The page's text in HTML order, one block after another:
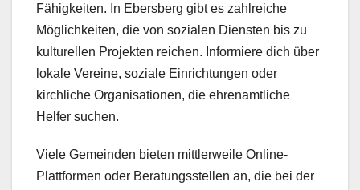
Fähigkeiten. In Ebersberg gibt es zahlreiche
Möglichkeiten, die von sozialen Diensten bis zu
kulturellen Projekten reichen. Informiere dich über
lokale Vereine, soziale Einrichtungen oder
kirchliche Organisationen, die ehrenamtliche
Helfer suchen.
Viele Gemeinden bieten mittlerweile Online-
Plattformen oder Beratungsstellen an, die bei der